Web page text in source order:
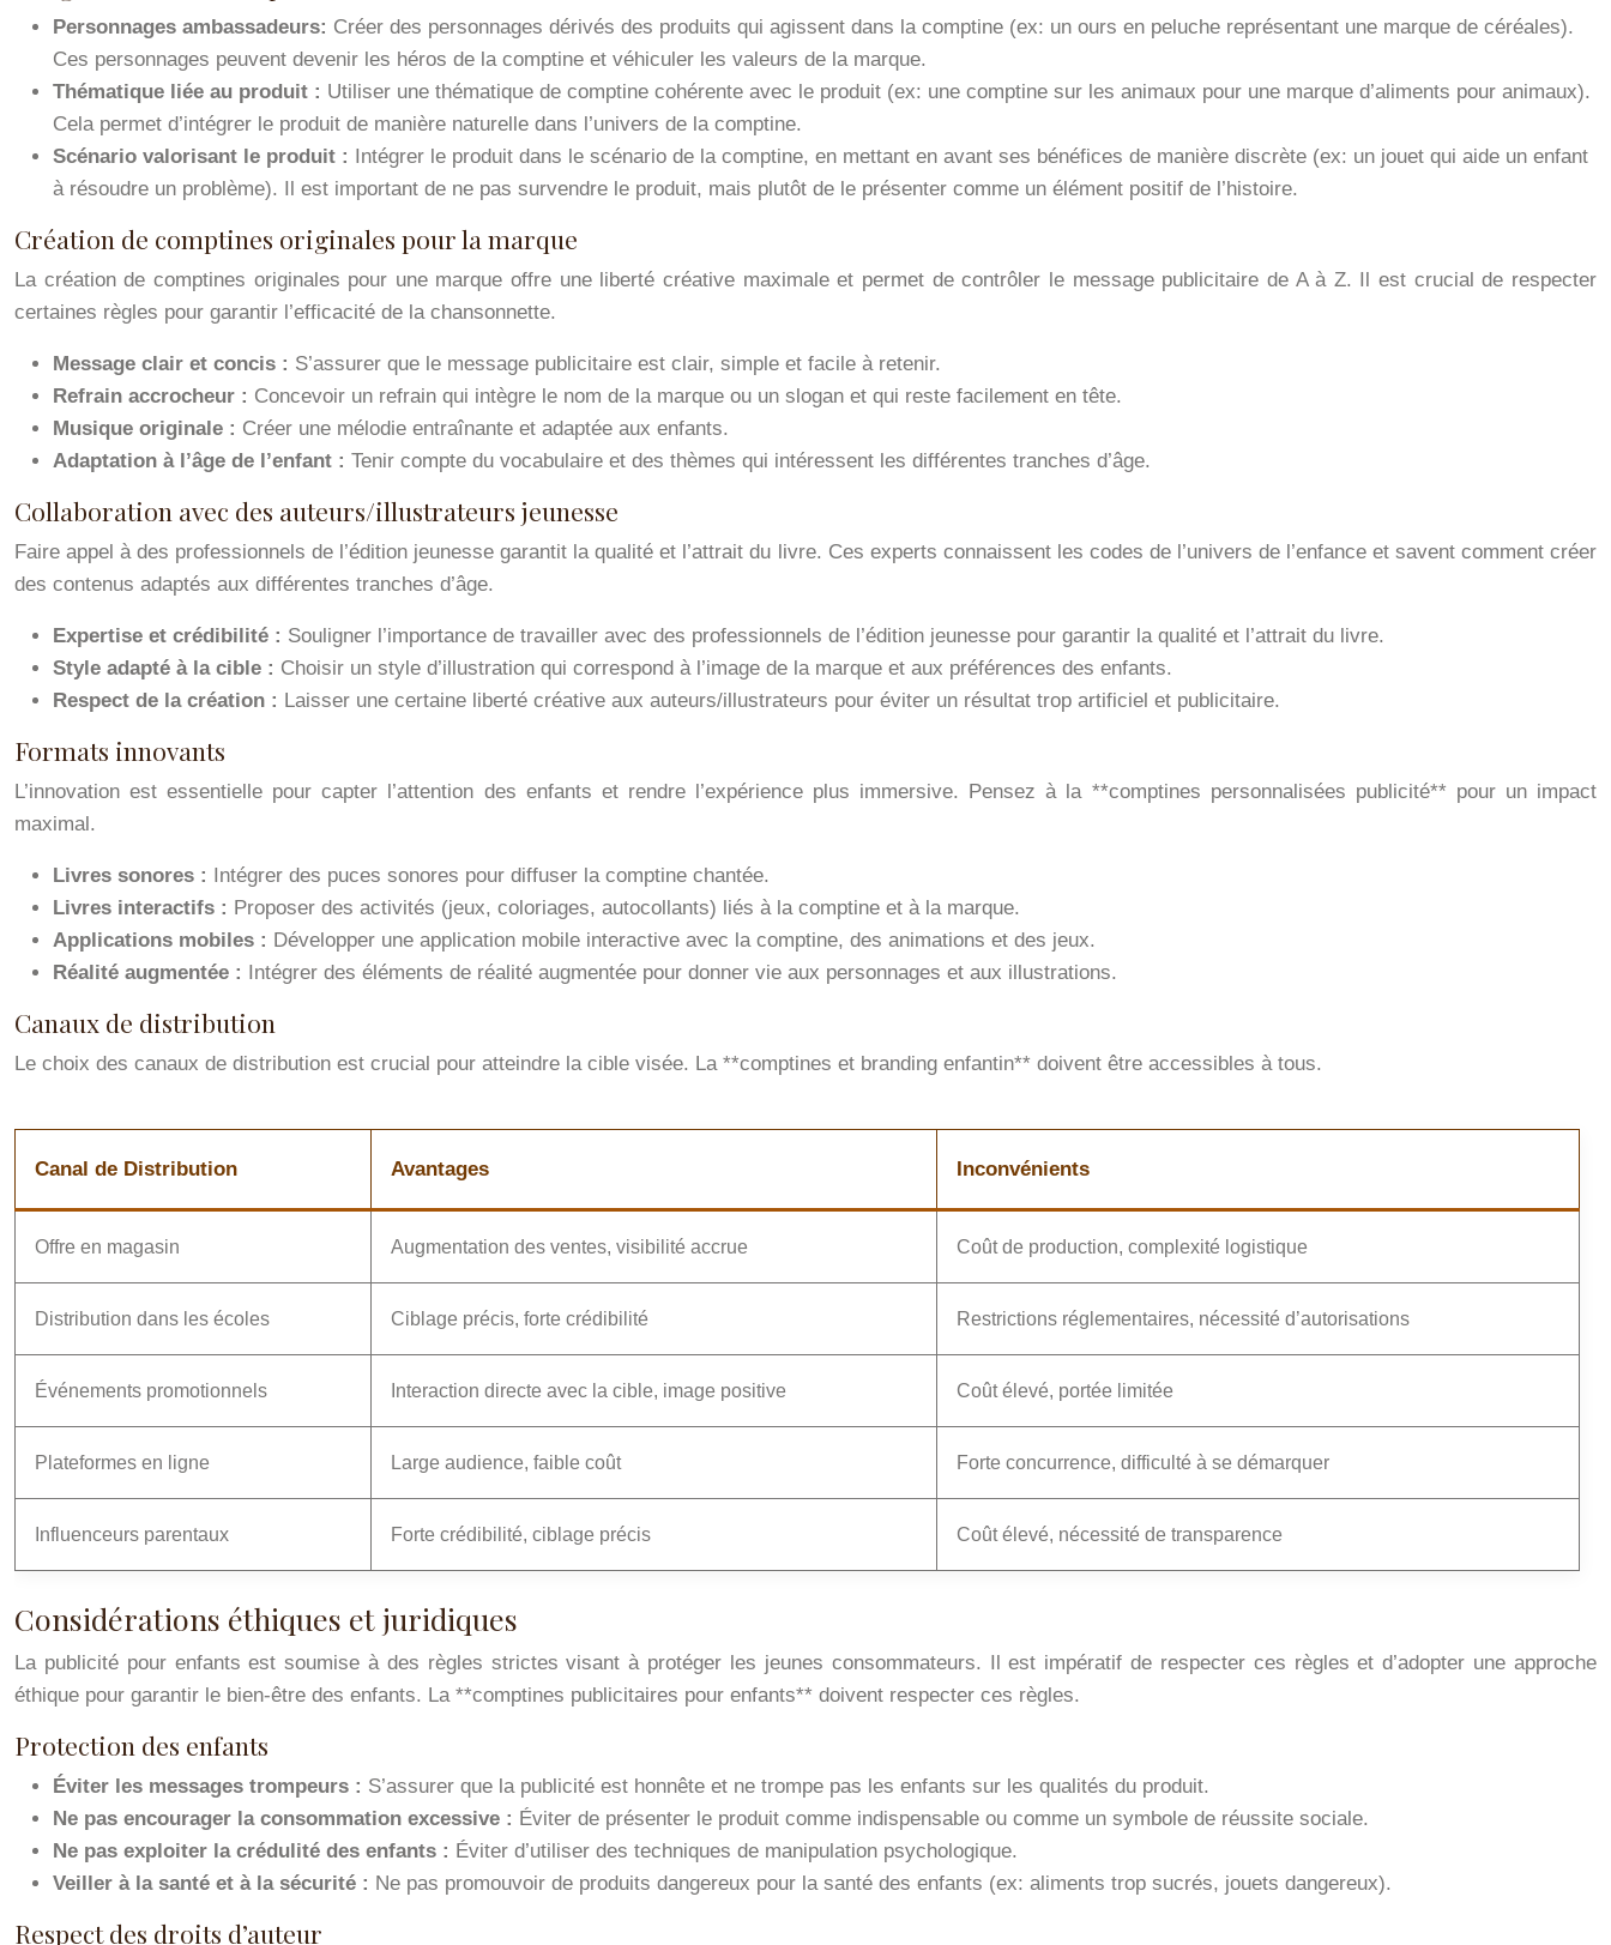
Personnages ambassadeurs: Créer des personnages dérivés des produits qui agissent dans la comptine (ex: un ours en peluche représentant une marque de céréales).
Ces personnages peuvent devenir les héros de la comptine et véhiculer les valeurs de la marque.
Thématique liée au produit : Utiliser une thématique de comptine cohérente avec le produit (ex: une comptine sur les animaux pour une marque d’aliments pour animaux).
Cela permet d’intégrer le produit de manière naturelle dans l’univers de la comptine.
Scénario valorisant le produit : Intégrer le produit dans le scénario de la comptine, en mettant en avant ses bénéfices de manière discrète (ex: un jouet qui aide un enfant
à résoudre un problème). Il est important de ne pas survendre le produit, mais plutôt de le présenter comme un élément positif de l’histoire.
Création de comptines originales pour la marque
La création de comptines originales pour une marque offre une liberté créative maximale et permet de contrôler le message publicitaire de A à Z. Il est crucial de respecter
certaines règles pour garantir l’efficacité de la chansonnette.
Message clair et concis : S’assurer que le message publicitaire est clair, simple et facile à retenir.
Refrain accrocheur : Concevoir un refrain qui intègre le nom de la marque ou un slogan et qui reste facilement en tête.
Musique originale : Créer une mélodie entraînante et adaptée aux enfants.
Adaptation à l’âge de l’enfant : Tenir compte du vocabulaire et des thèmes qui intéressent les différentes tranches d’âge.
Collaboration avec des auteurs/illustrateurs jeunesse
Faire appel à des professionnels de l’édition jeunesse garantit la qualité et l’attrait du livre. Ces experts connaissent les codes de l’univers de l’enfance et savent comment créer
des contenus adaptés aux différentes tranches d’âge.
Expertise et crédibilité : Souligner l’importance de travailler avec des professionnels de l’édition jeunesse pour garantir la qualité et l’attrait du livre.
Style adapté à la cible : Choisir un style d’illustration qui correspond à l’image de la marque et aux préférences des enfants.
Respect de la création : Laisser une certaine liberté créative aux auteurs/illustrateurs pour éviter un résultat trop artificiel et publicitaire.
Formats innovants
L’innovation est essentielle pour capter l’attention des enfants et rendre l’expérience plus immersive. Pensez à la **comptines personnalisées publicité** pour un impact
maximal.
Livres sonores : Intégrer des puces sonores pour diffuser la comptine chantée.
Livres interactifs : Proposer des activités (jeux, coloriages, autocollants) liés à la comptine et à la marque.
Applications mobiles : Développer une application mobile interactive avec la comptine, des animations et des jeux.
Réalité augmentée : Intégrer des éléments de réalité augmentée pour donner vie aux personnages et aux illustrations.
Canaux de distribution
Le choix des canaux de distribution est crucial pour atteindre la cible visée. La **comptines et branding enfantin** doivent être accessibles à tous.
Canal de Distribution Avantages Inconvénients
Offre en magasin Augmentation des ventes, visibilité accrue Coût de production, complexité logistique
Distribution dans les écoles Ciblage précis, forte crédibilité Restrictions réglementaires, nécessité d’autorisations
Événements promotionnels Interaction directe avec la cible, image positive Coût élevé, portée limitée
Plateformes en ligne Large audience, faible coût Forte concurrence, difficulté à se démarquer
Influenceurs parentaux Forte crédibilité, ciblage précis Coût élevé, nécessité de transparence
Considérations éthiques et juridiques
La publicité pour enfants est soumise à des règles strictes visant à protéger les jeunes consommateurs. Il est impératif de respecter ces règles et d’adopter une approche
éthique pour garantir le bien-être des enfants. La **comptines publicitaires pour enfants** doivent respecter ces règles.
Protection des enfants
Éviter les messages trompeurs : S’assurer que la publicité est honnête et ne trompe pas les enfants sur les qualités du produit.
Ne pas encourager la consommation excessive : Éviter de présenter le produit comme indispensable ou comme un symbole de réussite sociale.
Ne pas exploiter la crédulité des enfants : Éviter d’utiliser des techniques de manipulation psychologique.
Veiller à la santé et à la sécurité : Ne pas promouvoir de produits dangereux pour la santé des enfants (ex: aliments trop sucrés, jouets dangereux).
Respect des droits d’auteur